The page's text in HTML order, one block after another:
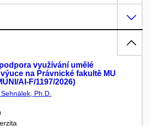
využívání umělé
na Právnické fakultě MU
AI-F/1197/2026)
Ph.D.